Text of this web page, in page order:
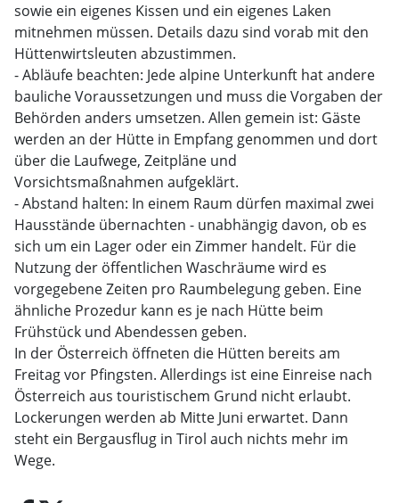
sowie ein eigenes Kissen und ein eigenes Laken
mitnehmen müssen. Details dazu sind vorab mit den
Hüttenwirtsleuten abzustimmen.
- Abläufe beachten: Jede alpine Unterkunft hat andere
bauliche Voraussetzungen und muss die Vorgaben der
Behörden anders umsetzen. Allen gemein ist: Gäste
werden an der Hütte in Empfang genommen und dort
über die Laufwege, Zeitpläne und
Vorsichtsmaßnahmen aufgeklärt.
- Abstand halten: In einem Raum dürfen maximal zwei
Hausstände übernachten - unabhängig davon, ob es
sich um ein Lager oder ein Zimmer handelt. Für die
Nutzung der öffentlichen Waschräume wird es
vorgegebene Zeiten pro Raumbelegung geben. Eine
ähnliche Prozedur kann es je nach Hütte beim
Frühstück und Abendessen geben.
In der Österreich öffneten die Hütten bereits am
Freitag vor Pfingsten. Allerdings ist eine Einreise nach
Österreich aus touristischem Grund nicht erlaubt.
Lockerungen werden ab Mitte Juni erwartet. Dann
steht ein Bergausflug in Tirol auch nichts mehr im
Wege.